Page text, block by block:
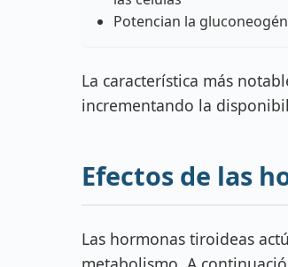
Potencian la
La característica más
incrementando la
Efectos de las
Las hormonas tiroideas